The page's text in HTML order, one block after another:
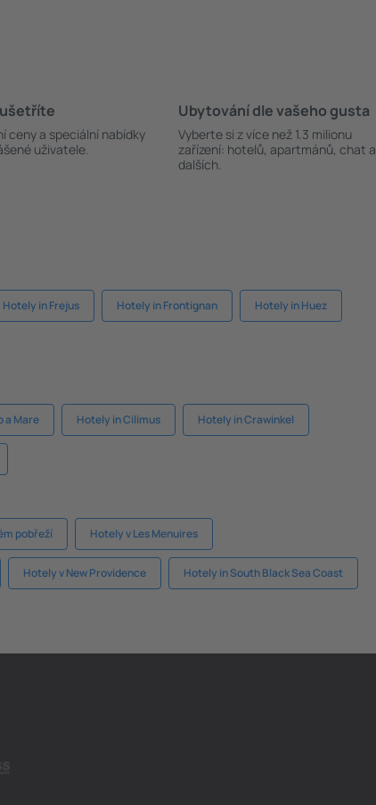
ceny a speciální nabídky
uživatele.
Ubytování dle vašeho gusta
Vyberte si z více než 1.3 milionu
zařízení: hotelů, apartmánů, chat a
dalších.
Hotely in Frejus Hotely in Frontignan Hotely in Huez
a Mare Hotely in Cilimus Hotely in Crawinkel
pobřeží Hotely v Les Menuires
Hotely v New Providence Hotely in South Black Sea Coast